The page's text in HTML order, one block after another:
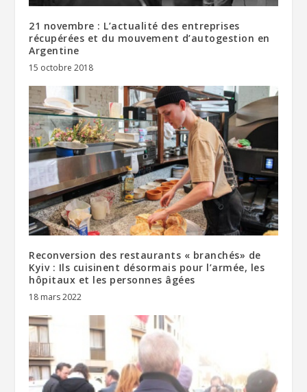
21 novembre : L’actualité des entreprises
récupérées et du mouvement d’autogestion en
Argentine
15 octobre 2018
Reconversion des restaurants « branchés» de
Kyiv : Ils cuisinent désormais pour l’armée, les
hôpitaux et les personnes âgées
18 mars 2022